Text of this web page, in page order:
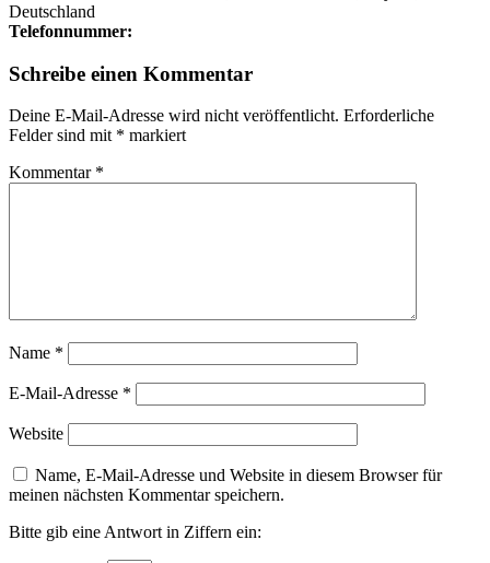
Deutschland
Telefonnummer:
Schreibe einen Kommentar
Deine E-Mail-Adresse wird nicht veröffentlicht. Erforderliche
Felder sind mit * markiert
Kommentar *
Name *
E-Mail-Adresse *
Website
Name, E-Mail-Adresse und Website in diesem Browser für
meinen nächsten Kommentar speichern.
Bitte gib eine Antwort in Ziffern ein: